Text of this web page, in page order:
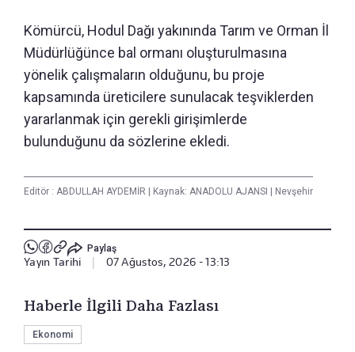
Kömürcü, Hodul Dağı yakınında Tarım ve Orman İl
Müdürlüğünce bal ormanı oluşturulmasına
yönelik çalışmaların olduğunu, bu proje
kapsamında üreticilere sunulacak teşviklerden
yararlanmak için gerekli girişimlerde
bulunduğunu da sözlerine ekledi.
Editör : ABDULLAH AYDEMİR Kaynak: ANADOLU AJANSI Nevşehir
Paylaş
Yayın Tarihi 07 Ağustos, 2026 - 13:13
Haberle İlgili Daha Fazlası
Ekonomi